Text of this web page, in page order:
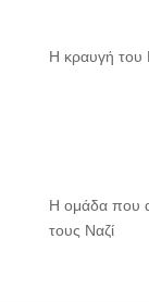
Η κραυγή του
Η ομάδα που
τους Ναζί